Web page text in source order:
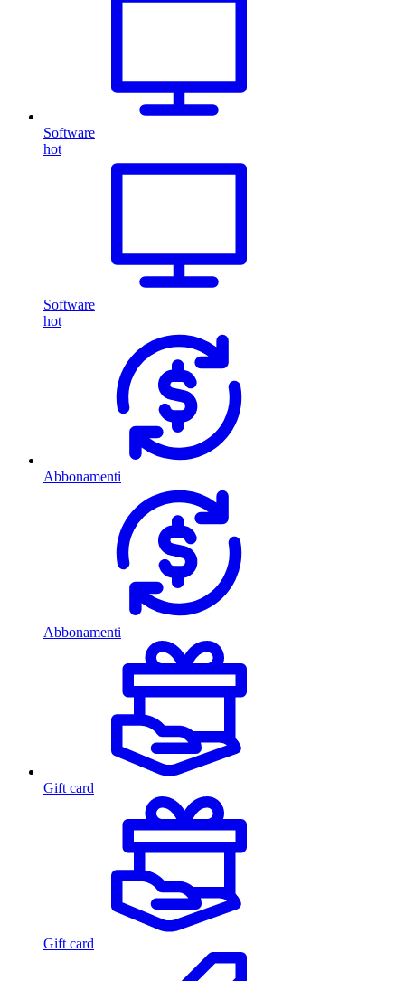
Software
hot
Software
hot
Abbonamenti
Abbonamenti
Gift card
Gift card